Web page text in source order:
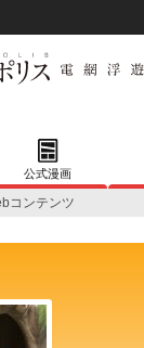
公式漫画
コンテンツ